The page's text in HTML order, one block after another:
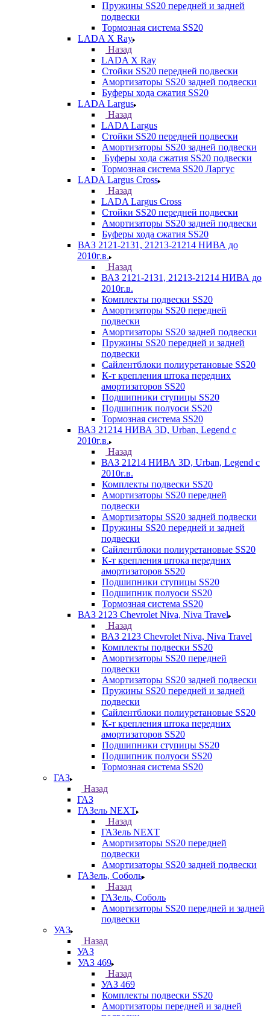
Пружины SS20 передней и задней
подвески
Тормозная система SS20
LADA X Ray
Назад
LADA X Ray
Стойки SS20 передней подвески
Амортизаторы SS20 задней подвески
Буферы хода сжатия SS20
LADA Largus
Назад
LADA Largus
Стойки SS20 передней подвески
Амортизаторы SS20 задней подвески
Буферы хода сжатия SS20 подвески
Тормозная система SS20 Ларгус
LADA Largus Cross
Назад
LADA Largus Cross
Стойки SS20 передней подвески
Амортизаторы SS20 задней подвески
Буферы хода сжатия SS20
ВАЗ 2121-2131, 21213-21214 НИВА до
2010г.в.
Назад
ВАЗ 2121-2131, 21213-21214 НИВА до
2010г.в.
Комплекты подвески SS20
Амортизаторы SS20 передней
подвески
Амортизаторы SS20 задней подвески
Пружины SS20 передней и задней
подвески
Сайлентблоки полиуретановые SS20
К-т крепления штока передних
амортизаторов SS20
Подшипники ступицы SS20
Подшипник полуоси SS20
Тормозная система SS20
ВАЗ 21214 НИВА 3D, Urban, Legend c
2010г.в.
Назад
ВАЗ 21214 НИВА 3D, Urban, Legend c
2010г.в.
Комплекты подвески SS20
Амортизаторы SS20 передней
подвески
Амортизаторы SS20 задней подвески
Пружины SS20 передней и задней
подвески
Сайлентблоки полиуретановые SS20
К-т крепления штока передних
амортизаторов SS20
Подшипники ступицы SS20
Подшипник полуоси SS20
Тормозная система SS20
ВАЗ 2123 Chevrolet Niva, Niva Travel
Назад
ВАЗ 2123 Chevrolet Niva, Niva Travel
Комплекты подвески SS20
Амортизаторы SS20 передней
подвески
Амортизаторы SS20 задней подвески
Пружины SS20 передней и задней
подвески
Сайлентблоки полиуретановые SS20
К-т крепления штока передних
амортизаторов SS20
Подшипники ступицы SS20
Подшипник полуоси SS20
Тормозная система SS20
ГАЗ
Назад
ГАЗ
ГАЗель NEXT
Назад
ГАЗель NEXT
Амортизаторы SS20 передней
подвески
Амортизаторы SS20 задней подвески
ГАЗель, Соболь
Назад
ГАЗель, Соболь
Амортизаторы SS20 передней и задней
подвески
УАЗ
Назад
УАЗ
УАЗ 469
Назад
УАЗ 469
Комплекты подвески SS20
Амортизаторы передней и задней